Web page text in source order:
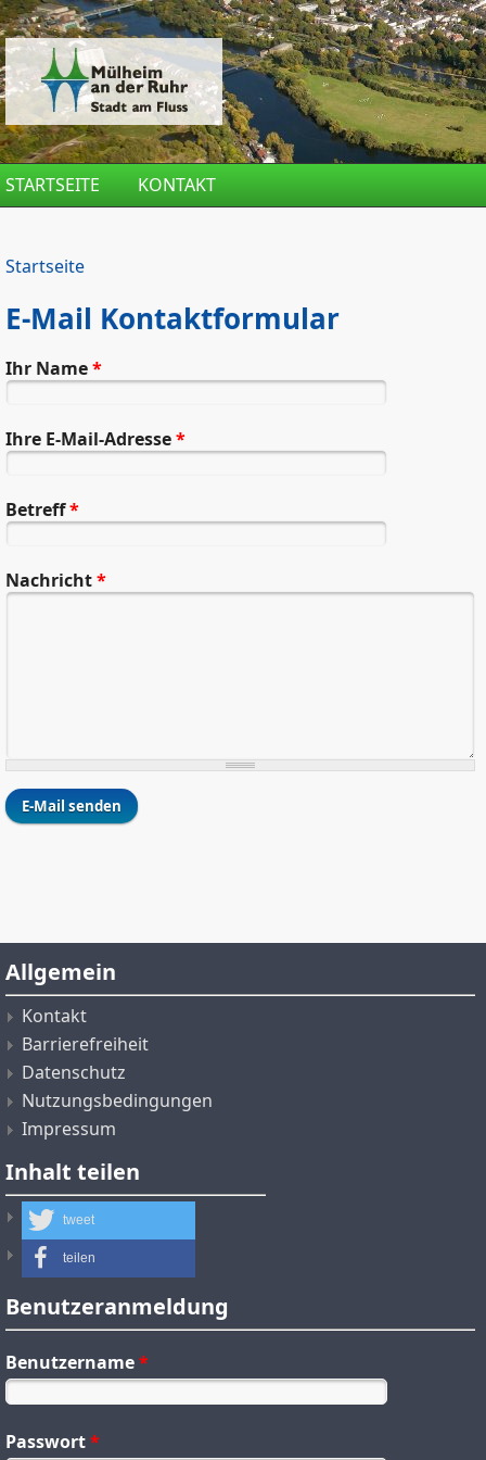
Direkt zum Inhalt
STARTSEITE KONTAKT
Startseite
E-Mail Kontaktformular
Ihr Name*
Ihre E-Mail-Adresse*
Betreff*
Nachricht*
Allgemein
Kontakt
Barrierefreiheit
Datenschutz
Nutzungsbedingungen
Impressum
Inhalt teilen
tweet
teilen
Benutzeranmeldung
Benutzername*
Passwort*